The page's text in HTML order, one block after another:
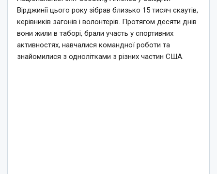
Вірджинії цього року зібрав близько 15 тисяч скаутів,
керівників загонів і волонтерів. Протягом десяти днів
вони жили в таборі, брали участь у спортивних
активностях, навчалися командної роботи та
знайомилися з однолітками з різних частин США.